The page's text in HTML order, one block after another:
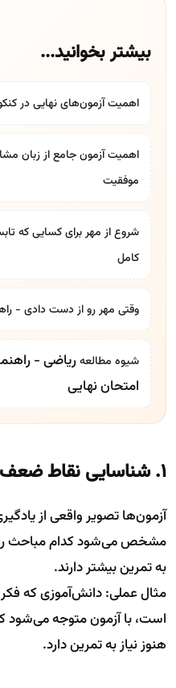
بیشتر بخوانید...
اهمیت آزمون‌های نهایی در
اهمیت آزمون جامع از زبان
موفقیت
شروع از مهر برای کسایی که
کامل
وقتی مهر رو از دست دادی -
شیوه مطالعهریاضی -
امتحان نهایی
1. شناسایی نقاط ضعف و قوت
آزمون‌ها تصویر واقعی از
مشخص می‌شود کدام مباحث را
به تمرین بیشتر دارند.
مثال عملی: دانش‌آموزی که
است، با آزمون متوجه
هنوز نیاز به تمرین دارد.